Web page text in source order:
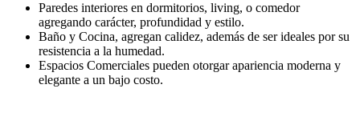
Paredes interiores en dormitorios, living, o comedor
agregando carácter, profundidad y estilo.
Baño y Cocina, agregan calidez, además de ser ideales por su
resistencia a la humedad.
Espacios Comerciales pueden otorgar apariencia moderna y
elegante a un bajo costo.